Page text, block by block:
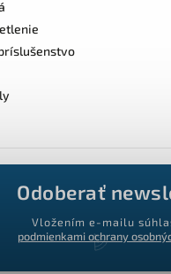
Odoberať
Vložením e-mailu
podmienkami ochrany